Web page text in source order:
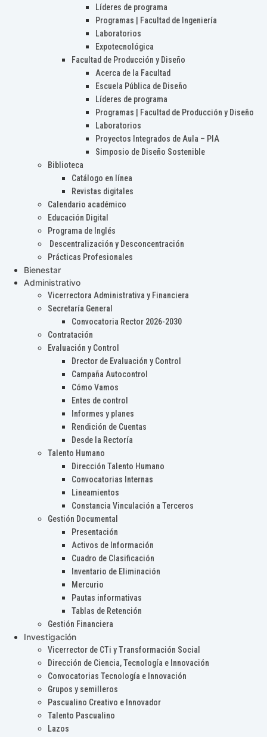
Líderes de programa
Programas | Facultad de Ingeniería
Laboratorios
Expotecnológica
Facultad de Producción y Diseño
Acerca de la Facultad
Escuela Pública de Diseño
Líderes de programa
Programas | Facultad de Producción y Diseño
Laboratorios
Proyectos Integrados de Aula – PIA
Simposio de Diseño Sostenible
Biblioteca
Catálogo en línea
Revistas digitales
Calendario académico
Educación Digital
Programa de Inglés
Descentralización y Desconcentración
Prácticas Profesionales
Bienestar
Administrativo
Vicerrectora Administrativa y Financiera
Secretaría General
Convocatoria Rector 2026-2030
Contratación
Evaluación y Control
Drector de Evaluación y Control
Campaña Autocontrol
Cómo Vamos
Entes de control
Informes y planes
Rendición de Cuentas
Desde la Rectoría
Talento Humano
Dirección Talento Humano
Convocatorias Internas
Lineamientos
Constancia Vinculación a Terceros
Gestión Documental
Presentación
Activos de Información
Cuadro de Clasificación
Inventario de Eliminación
Mercurio
Pautas informativas
Tablas de Retención
Gestión Financiera
Investigación
Vicerrector de CTi y Transformación Social
Dirección de Ciencia, Tecnología e Innovación
Convocatorias Tecnología e Innovación
Grupos y semilleros
Pascualino Creativo e Innovador
Talento Pascualino
Lazos